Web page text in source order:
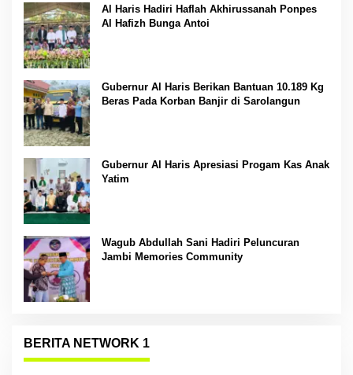
Al Haris Hadiri Haflah Akhirussanah Ponpes
Al Hafizh Bunga Antoi
Gubernur Al Haris Berikan Bantuan 10.189 Kg
Beras Pada Korban Banjir di Sarolangun
Gubernur Al Haris Apresiasi Progam Kas Anak
Yatim
Wagub Abdullah Sani Hadiri Peluncuran
Jambi Memories Community
BERITA NETWORK 1